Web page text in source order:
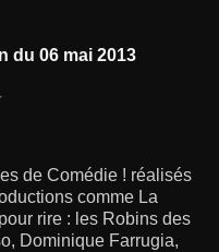
du 06 mai 2013
de Comédie ! réalisés
comme La
rire : les Robins des
Dominique Farrugia,